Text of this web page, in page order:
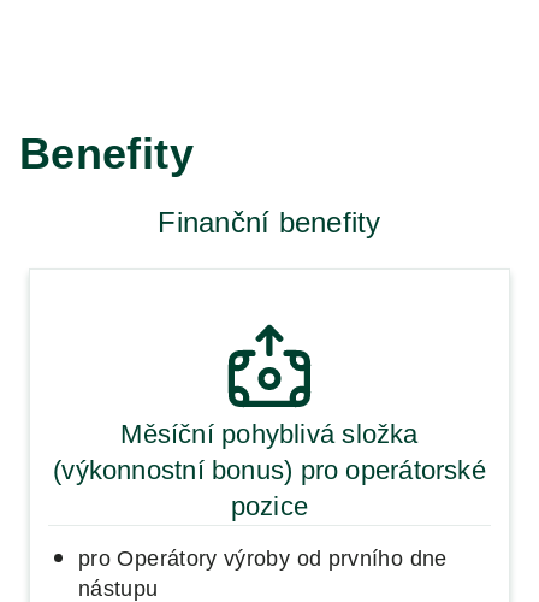
Benefity
Finanční benefity
Měsíční pohyblivá složka
(výkonnostní bonus) pro operátorské
pozice
pro Operátory výroby od prvního dne
nástupu